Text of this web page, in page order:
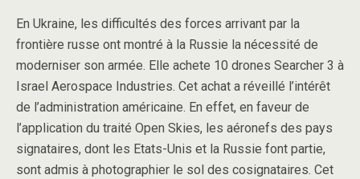
En Ukraine, les difficultés des forces arrivant par la
frontière russe ont montré à la Russie la nécessité de
moderniser son armée. Elle achete 10 drones Searcher 3 à
Israel Aerospace Industries. Cet achat a réveillé l’intérêt
de l’administration américaine. En effet, en faveur de
l’application du traité Open Skies, les aéronefs des pays
signataires, dont les Etats-Unis et la Russie font partie,
sont admis à photographier le sol des cosignataires. Cet